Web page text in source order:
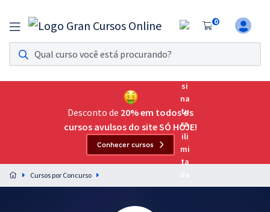
0
Assinatura Ilimitada 11
Acesso a todos os cursos. Teste grátis por 7 dias!
Assinatura OAB Até Passar
Acesso ilimitado a toda preparação para o Exame da
Preparação completa e intensiva para as principais
residências em saúde do Brasil
Desconto de 20% em todos os
cursos avulsos do site SÓ HOJE!
Conhecer cursos
Cursos por Concurso